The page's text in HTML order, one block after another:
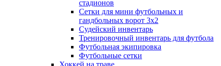
стадионов
Сетки для мини футбольных и
гандбольных ворот 3х2
Судейский инвентарь
Тренировочный инвентарь для футбола
Футбольная экипировка
Футбольные сетки
Хоккей на траве